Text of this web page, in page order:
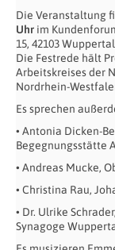
Die Veranstaltung
Uhr im
15, 42103
Die Festrede hält
Arbeitskreises der
Nordrhein-
Es sprechen
• Antonia Dicken-
Begegnungsstätte
• Andreas Mucke,
• Christina Rau,
• Dr. Ulrike
Synagoge